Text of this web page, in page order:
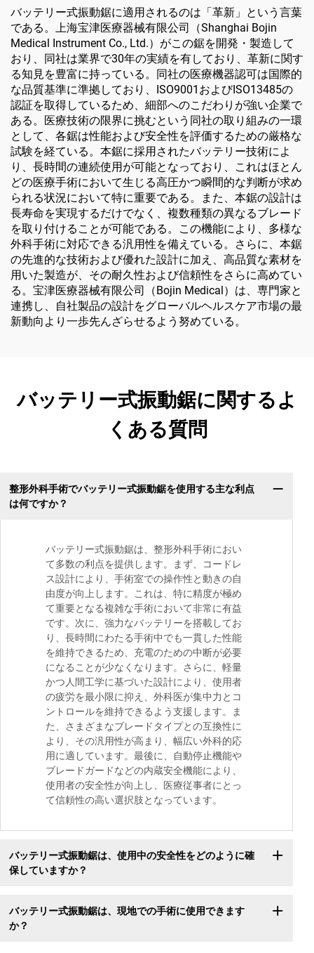
バッテリー式振動鋸に適用されるのは「革新」という言葉
である。上海宝津医療器械有限公司（Shanghai Bojin
Medical Instrument Co., Ltd.）がこの鋸を開発・製造して
おり、同社は業界で30年の実績を有しており、革新に関す
る知見を豊富に持っている。同社の医療機器認可は国際的
な品質基準に準拠しており、ISO9001およびISO13485の
認証を取得しているため、細部へのこだわりが強い企業で
ある。医療技術の限界に挑むという同社の取り組みの一環
として、各鋸は性能および安全性を評価するための厳格な
試験を経ている。本鋸に採用されたバッテリー技術によ
り、長時間の連続使用が可能となっており、これはほとん
どの医療手術において生じる高圧かつ瞬間的な判断が求め
られる状況において特に重要である。また、本鋸の設計は
長寿命を実現するだけでなく、複数種類の異なるブレード
を取り付けることが可能である。この機能により、多様な
外科手術に対応できる汎用性を備えている。さらに、本鋸
の先進的な技術および優れた設計に加え、高品質な素材を
用いた製造が、その耐久性および信頼性をさらに高めてい
る。宝津医療器械有限公司（Bojin Medical）は、専門家と
連携し、自社製品の設計をグローバルヘルスケア市場の最
新動向より一歩先んざらせるよう努めている。
バッテリー式振動鋸に関するよ
くある質問
整形外科手術でバッテリー式振動鋸を使用する主な利点
は何ですか？
バッテリー式振動鋸は、整形外科手術におい
て多数の利点を提供します。まず、コードレ
ス設計により、手術室での操作性と動きの自
由度が向上します。これは、特に精度が極め
て重要となる複雑な手術において非常に有益
です。次に、強力なバッテリーを搭載してお
り、長時間にわたる手術中でも一貫した性能
を維持できるため、充電のための中断が必要
になることが少なくなります。さらに、軽量
かつ人間工学に基づいた設計により、使用者
の疲労を最小限に抑え、外科医が集中力とコ
ントロールを維持できるよう支援します。ま
た、さまざまなブレードタイプとの互換性に
より、その汎用性が高まり、幅広い外科的応
用に適しています。最後に、自動停止機能や
ブレードガードなどの内蔵安全機能により、
使用者の安全性が向上し、医療従事者にとっ
て信頼性の高い選択肢となっています。
バッテリー式振動鋸は、使用中の安全性をどのように確
保していますか？
バッテリー式振動鋸は、現地での手術に使用できます
か？